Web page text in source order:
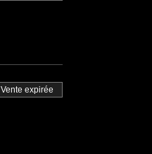
Vente expirée